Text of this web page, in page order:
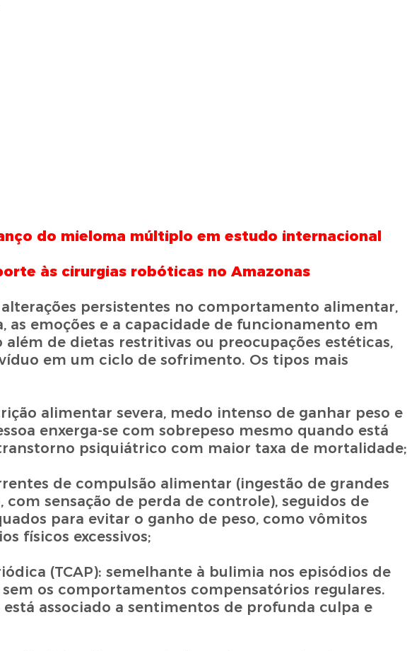
do mieloma múltiplo em estudo internacional
às cirurgias robóticas no Amazonas
persistentes no comportamento alimentar,
emoções e a capacidade de funcionamento em
de dietas restritivas ou preocupações estéticas,
em um ciclo de sofrimento. Os tipos mais
alimentar severa, medo intenso de ganhar peso e
enxerga-se com sobrepeso mesmo quando está
psiquiátrico com maior taxa de mortalidade;
de compulsão alimentar (ingestão de grandes
sensação de perda de controle), seguidos de
para evitar o ganho de peso, como vômitos
físicos excessivos;
(TCAP): semelhante à bulimia nos episódios de
os comportamentos compensatórios regulares.
associado a sentimentos de profunda culpa e